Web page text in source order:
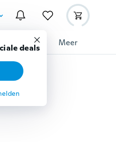
deals
Gereedschap Meer